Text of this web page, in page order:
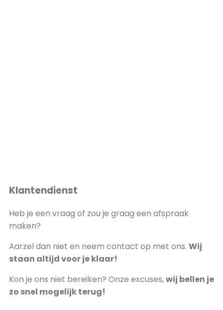
Klantendienst
Heb je een vraag of zou je graag een afspraak
maken?
Aarzel dan niet en neem contact op met ons. Wij
staan altijd voor je klaar!
Kon je ons niet bereiken? Onze excuses,wij bellen je
zo snel mogelijk terug!